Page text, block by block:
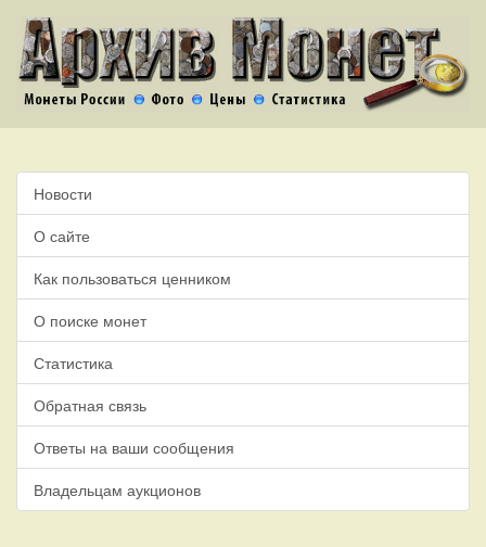
Новости
О сайте
Как пользоваться ценником
О поиске монет
Статистика
Обратная связь
Ответы на ваши сообщения
Владельцам аукционов